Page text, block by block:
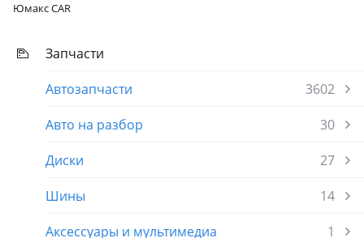
Юмакс CAR
Запчасти
Автозапчасти
3602
Авто на разбор
30
Диски
27
Шины
14
Аксессуары и мультимедиа
1